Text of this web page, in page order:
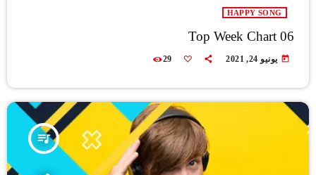
HAPPY SONG
Top Week Chart 06
today يونيو 24, 2021 29
queue_music